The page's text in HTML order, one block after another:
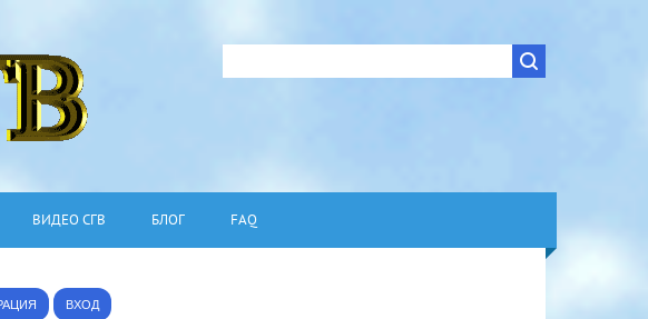
ВИДЕО СГВ БЛОГ FAQ
ВХОД